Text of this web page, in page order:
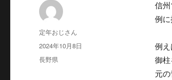
信
例に
例え
御
元
投
稿
定年おじさん
投
稿
2024年10月8日
カ
長野県